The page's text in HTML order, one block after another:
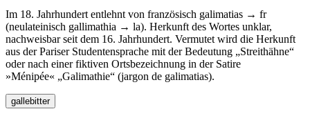
Im 18. Jahrhundert entlehnt von französisch galimatias → fr
(neulateinisch gallimathia → la). Herkunft des Wortes unklar,
nachweisbar seit dem 16. Jahrhundert. Vermutet wird die Herkunft
aus der Pariser Studentensprache mit der Bedeutung
Streithähne
oder nach einer fiktiven Ortsbezeichnung in der Satire
»Ménipée«
Galimathie (jargon de galimatias).
gallebitter